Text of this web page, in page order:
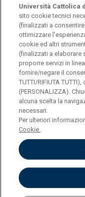
© Università
Largo A. Gemelli 1,
PI 02133120150
ENGLISH
Privacy
Accessibilità
Cookies
Impostazione
Università Cattolica
sito cookie tecnici
(finalizzati a
ottimizzare
cookie ed altri
(finalizzati a elaborare
proporre servizi in
fornire/negare il
TUTTI/RIFIUTA
(PERSONALIZZA).
alcuna scelta la
necessari.
Per ulteriori
Cookie.